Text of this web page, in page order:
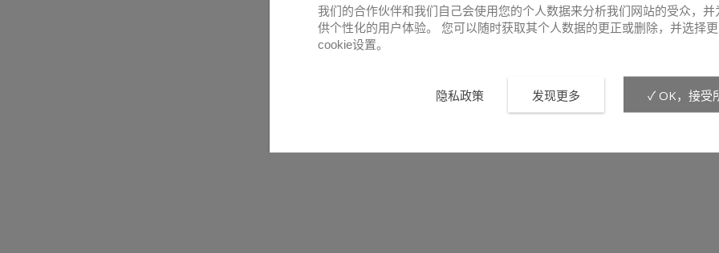
我们的合作伙伴和我们自己会使用您的个人数据来分析我们网站的受众，并
供个性化的用户体验。 您可以随时获取其个人数据的更正或删除，并选择
cookie设置。
隐私政策 发现更多 ✓ OK，接受